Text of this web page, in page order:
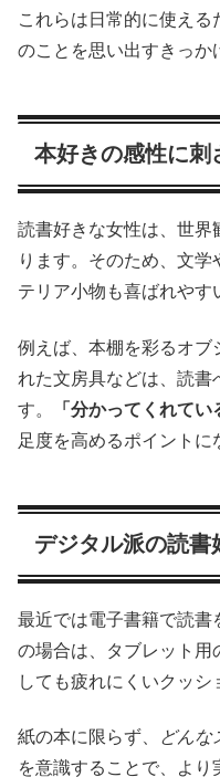
これらは日常的に使え
のことを思い出すきっか
本好きの感性に刺
読書好きな女性は、世界
ります。そのため、文
テリア小物も喜ばれやす
例えば、本棚を彩るオブ
れた文房具などは、読
す。
「分かってくれて
足度を高めるポイントに
デジタル派の読書
最近では電子書籍で読書
の場合は、タブレット用
しても疲れにくいクッシ
紙の本に限らず、
どんな
を意識することで、よ